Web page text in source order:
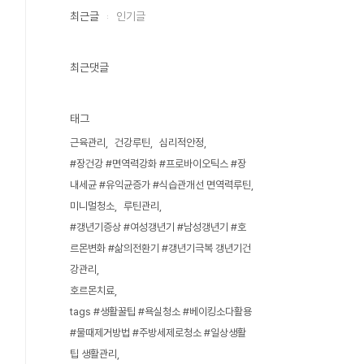
최근글 인기글
최근댓글
태그
근육관리 건강루틴
심리적안정
#장건강 #면역력강화 #프로바이오틱스 #장
내세균 #유익균증가 #식습관개선 면역력루틴
미니멀청소
루틴관리
#갱년기증상 #여성갱년기 #남성갱년기 #호
르몬변화 #삶의전환기 #갱년기극복 갱년기건
강관리
호르몬치료
tags #생활꿀팁 #욕실청소 #베이킹소다활용
#물때제거방법 #주방세제로청소 #일상생활
팁 생활관리